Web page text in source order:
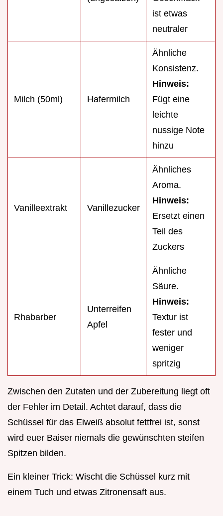
ist etwas
neutraler
Milch (50ml) Hafermilch
Ähnliche
Konsistenz.
Hinweis:
Fügt eine
leichte
nussige Note
hinzu
Vanilleextrakt Vanillezucker
Ähnliches
Aroma.
Hinweis:
Ersetzt einen
Teil des
Zuckers
Rhabarber
Unterreifen
Apfel
Ähnliche
Säure.
Hinweis:
Textur ist
fester und
weniger
spritzig
Zwischen den Zutaten und der Zubereitung liegt oft
der Fehler im Detail. Achtet darauf, dass die
Schüssel für das Eiweiß absolut fettfrei ist, sonst
wird euer Baiser niemals die gewünschten steifen
Spitzen bilden.
Ein kleiner Trick: Wischt die Schüssel kurz mit
einem Tuch und etwas Zitronensaft aus.